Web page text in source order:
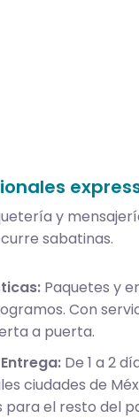
y
sabatinas.
Paquetes y
Con
a puerta.
De 1 a 2
ciudades de
para el resto del